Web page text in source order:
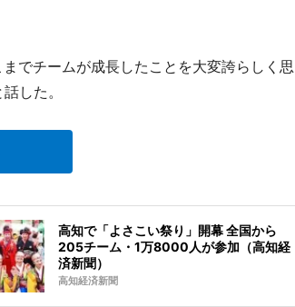
でチームが成長したことを大変誇らしく思
した。
高知で「よさこい祭り」開幕 全国から
205チーム・1万8000人が参加（高知経
済新聞）
高知経済新聞